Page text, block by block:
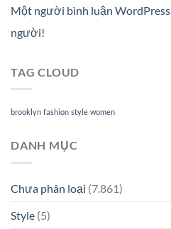
Một người bình luận WordPress
người!
TAG CLOUD
brooklyn fashion style women
DANH MỤC
Chưa phân loại (7.861)
Style (5)